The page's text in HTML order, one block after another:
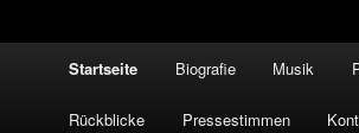
Startseite Biografie Musik
Rückblicke Pressestimmen